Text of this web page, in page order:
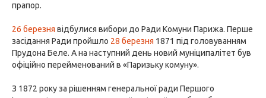
прапор.
26 березня відбулися вибори до Ради Комуни Парижа. Перше
засідання Ради пройшло 28 березня 1871 під головуванням
Прудона Беле. А на наступний день новий муніципалітет був
офіційно перейменований в «Паризьку комуну».
З 1872 року за рішенням генеральної ради Першого